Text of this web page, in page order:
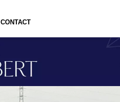
CONTACT